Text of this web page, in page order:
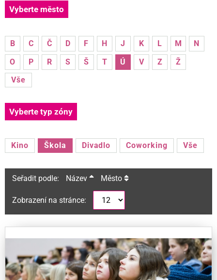
Vyberte město
B C Č D F H J K L M
N
O
P R S Š T Ú V Z
Ž
Vše
Vyberte typ zóny
Kino Škola Divadlo Coworking Vše
Seřadit podle: Název Město
Zobrazení na stránce: